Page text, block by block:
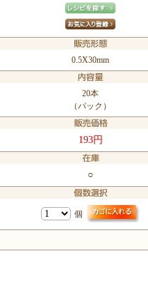
0.5X30mm
20本
（パック）
193円
○
個